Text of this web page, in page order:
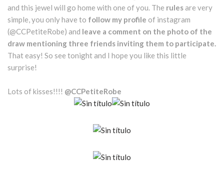
and this jewel will go home with one of you. The rulesare very
simple, you only have to follow my profile of instagram
(@CCPetiteRobe) and leave a comment on the photo of the
draw mentioning three friends inviting them to participate.
That easy! So see tonight and I hope you like this little
surprise!
Lots of kisses!!!! @CCPetiteRobe